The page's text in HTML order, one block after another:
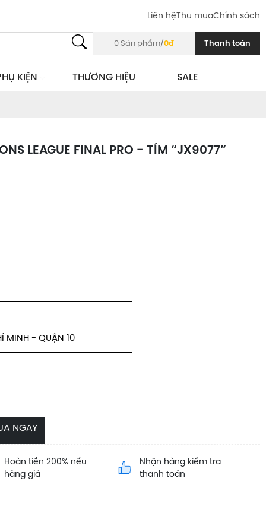
Liên hệThu muaChính sách
0 Sản phẩm/0đ Thanh toán
KIỆN THƯƠNG HIỆU SALE
LEAGUE FINAL PRO - TÍM “JX9077”
MINH - QUẬN 10
NGAY
Hoàn tiền 200% nếu
hàng giả
Nhận hàng kiểm tra
thanh toán